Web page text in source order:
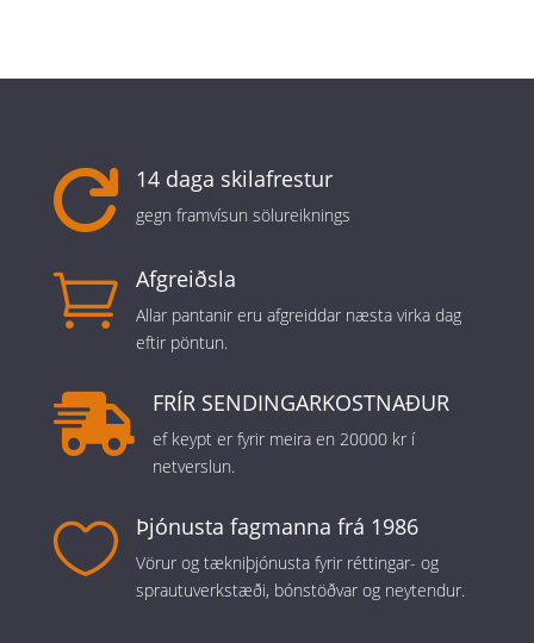
 14 daga skilafrestur
gegn framvísun sölureiknings
 Afgreiðsla
Allar pantanir eru afgreiddar næsta virka dag
eftir pöntun.
 FRÍR SENDINGARKOSTNAÐUR
ef keypt er fyrir meira en 20000 kr í
netverslun.
 Þjónusta fagmanna frá 1986
Vörur og tækniþjónusta fyrir réttingar- og
sprautuverkstæði, bónstöðvar og neytendur.